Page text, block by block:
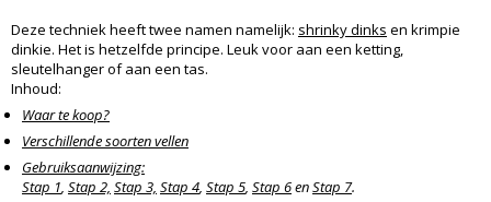
Deze techniek heeft twee namen namelijk: shrinky dinks en krimpie
dinkie. Het is hetzelfde principe. Leuk voor aan een ketting,
sleutelhanger of aan een tas.
Inhoud:
Waar te koop?
Verschillende soorten vellen
Gebruiksaanwijzing:
Stap 1, Stap 2, Stap 3, Stap 4, Stap 5, Stap 6enStap 7.